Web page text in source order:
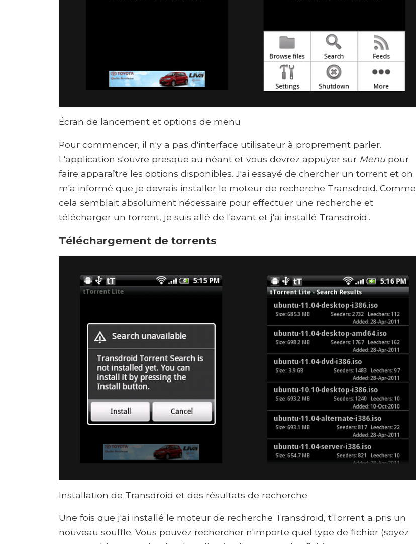
Écran de lancement et options de menu
Pour commencer, il n'y a pas d'interface utilisateur à proprement parler.
L'application s'ouvre presque au néant et vous devrez appuyer sur Menupour
faire apparaître les options disponibles. J'ai essayé de chercher un torrent et on
m'a informé que je devrais installer le moteur de recherche Transdroid. Comme
cela semblait absolument nécessaire pour effectuer une recherche et
télécharger un torrent, je suis allé de l'avant et j'ai installé Transdroid..
Téléchargement de torrents
Installation de Transdroid et des résultats de recherche
Une fois que j'ai installé le moteur de recherche Transdroid, tTorrent a pris un
nouveau souffle. Vous pouvez rechercher n'importe quel type de fichier (soyez